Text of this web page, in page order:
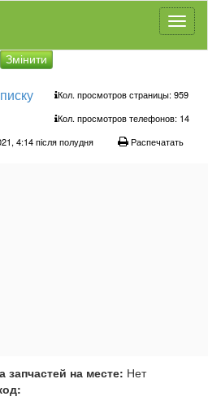
Змінити
Кол. просмотров страницы: 959
Кол. просмотров телефонов: 14
4:14 після полудня
Распечатать
запчастей на месте: Нет